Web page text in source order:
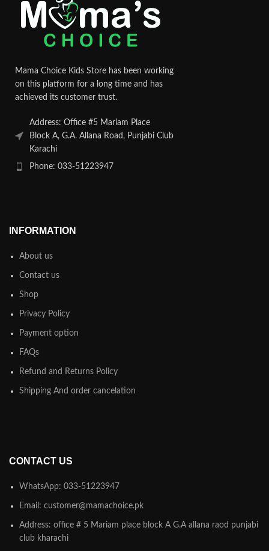
Mama Choice Kids Store has been working
on this platform for a long time and has
achieved its customer trust.
Address: Office #5 Mariam Place
Block A, G.A. Allana Road, Punjabi Club
Karachi
Phone: 033-51223947
INFORMATION
About us
Contact us
Shop
Privacy Policy
Payment option
FAQs
Refund and Returns Policy
Shipping And order cancelation
CONTACT US
WhatsApp: 033-51223947
Email: customer@mamachoice.pk
Address: office # 5 Mariam place block A G.A allana raod punjabi
club kharachi